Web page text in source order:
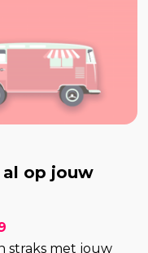
op jouw
straks met jouw